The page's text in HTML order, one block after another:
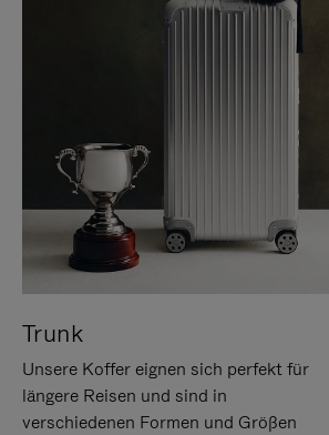
Trunk
Unsere Koffer eignen sich perfekt für
längere Reisen und sind in
verschiedenen Formen und Größen